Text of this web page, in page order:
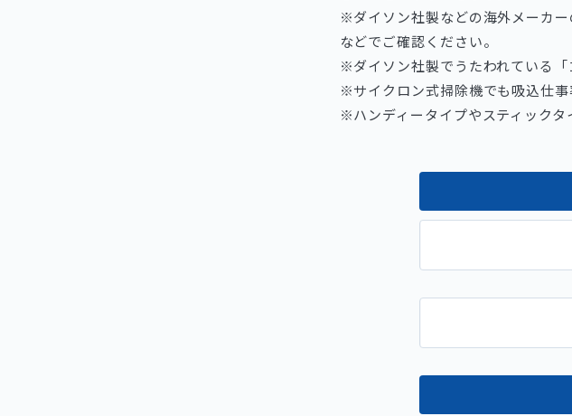
※ダイソン社製などの海外メーカ
などでご確認ください。
※ダイソン社製でうたわれている「
※サイクロン式掃除機でも吸込仕事
※ハンディータイプやスティックタ